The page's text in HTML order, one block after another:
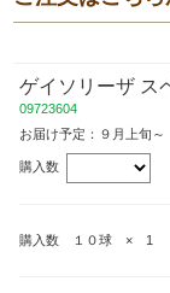
ゲイソリーザ ス
09723604
お届け予定：９月上旬
購入数
購入数 １０球 × 1